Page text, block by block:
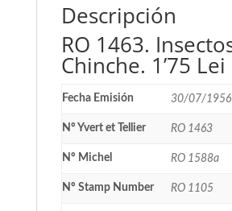
Descripción
RO 1463.
Chinche. 1’75
Fecha Emisión 30/07/1956
Nº Yvert et Tellier RO 1463
Nº Michel RO 1588a
Nº Stamp Number RO 1105